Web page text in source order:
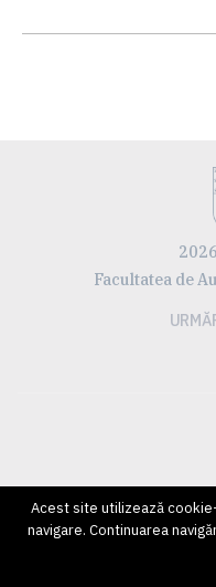
Facultatea de
Acest site utilizează
navigare. Continuarea